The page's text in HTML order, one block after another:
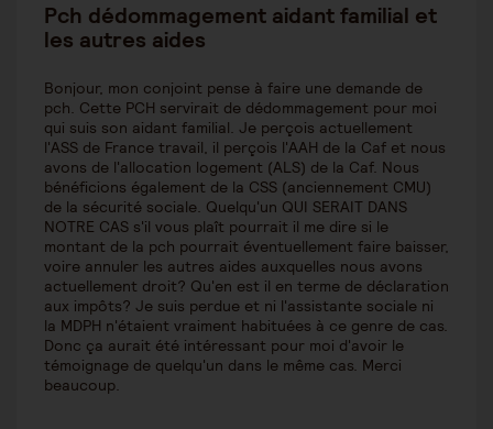
Pch dédommagement aidant familial et
les autres aides
Bonjour, mon conjoint pense à faire une demande de
pch. Cette PCH servirait de dédommagement pour moi
qui suis son aidant familial. Je perçois actuellement
l'ASS de France travail, il perçois l'AAH de la Caf et nous
avons de l'allocation logement (ALS) de la Caf. Nous
bénéficions également de la CSS (anciennement CMU)
de la sécurité sociale. Quelqu'un QUI SERAIT DANS
NOTRE CAS s'il vous plaît pourrait il me dire si le
montant de la pch pourrait éventuellement faire baisser,
voire annuler les autres aides auxquelles nous avons
actuellement droit? Qu'en est il en terme de déclaration
aux impôts? Je suis perdue et ni l'assistante sociale ni
la MDPH n'étaient vraiment habituées à ce genre de cas.
Donc ça aurait été intéressant pour moi d'avoir le
témoignage de quelqu'un dans le même cas. Merci
beaucoup.